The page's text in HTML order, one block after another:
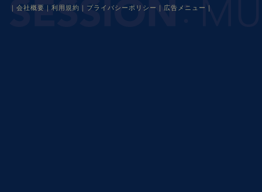
会社概要 利用規約 プライバシーポリシー 広告メニュー